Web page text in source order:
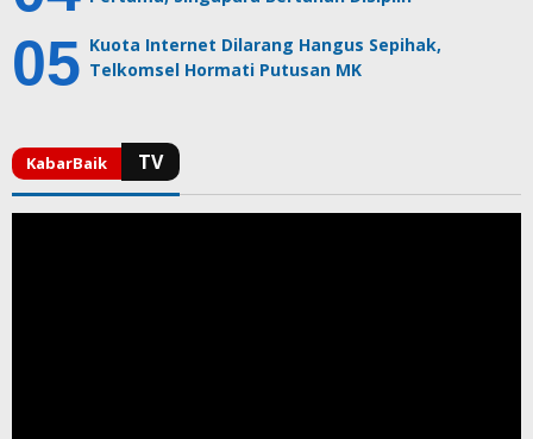
Kuota Internet Dilarang Hangus Sepihak,
Telkomsel Hormati Putusan MK